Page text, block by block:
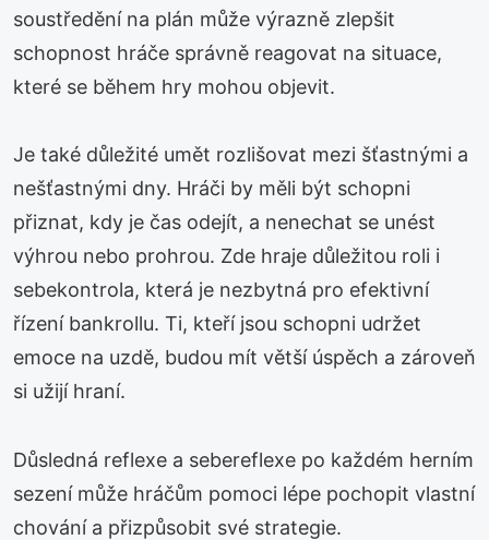
soustředění na plán může výrazně zlepšit
schopnost hráče správně reagovat na situace,
které se během hry mohou objevit.
Je také důležité umět rozlišovat mezi šťastnými a
nešťastnými dny. Hráči by měli být schopni
přiznat, kdy je čas odejít, a nenechat se unést
výhrou nebo prohrou. Zde hraje důležitou roli i
sebekontrola, která je nezbytná pro efektivní
řízení bankrollu. Ti, kteří jsou schopni udržet
emoce na uzdě, budou mít větší úspěch a zároveň
si užijí hraní.
Důsledná reflexe a sebereflexe po každém herním
sezení může hráčům pomoci lépe pochopit vlastní
chování a přizpůsobit své strategie.